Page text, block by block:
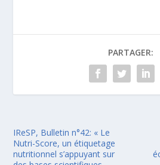
PARTAGER:
IReSP, Bulletin n°42: « Le
Nutri-Score, un étiquetage
nutritionnel s’appuyant sur